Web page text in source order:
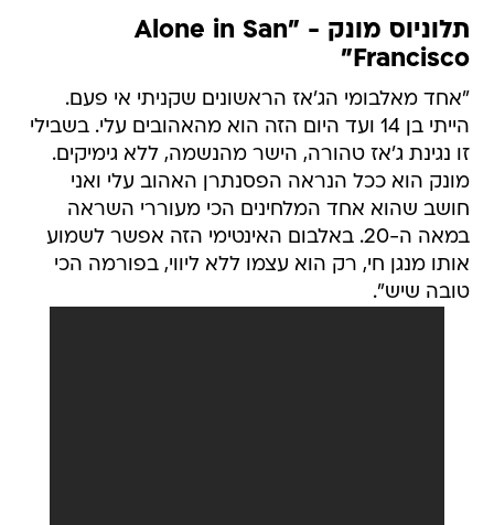
תלוניוס מונק - "Alone in San
Francisco"
"אחד מאלבומי הג'אז הראשונים שקניתי אי פעם.
הייתי בן 14 ועד היום הזה הוא מהאהובים עלי. בשבילי
זו נגינת ג'אז טהורה, הישר מהנשמה, ללא גימיקים.
מונק הוא ככל הנראה הפסנתרן האהוב עלי ואני
חושב שהוא אחד המלחינים הכי מעוררי השראה
במאה ה-20. באלבום האינטימי הזה אפשר לשמוע
אותו מנגן חי, רק הוא עצמו ללא ליווי, בפורמה הכי
טובה שיש".